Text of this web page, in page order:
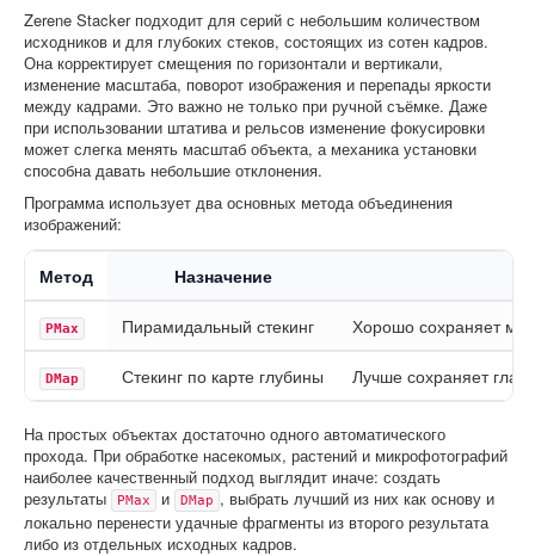
Zerene Stacker подходит для серий с небольшим количеством
исходников и для глубоких стеков, состоящих из сотен кадров.
Она корректирует смещения по горизонтали и вертикали,
изменение масштаба, поворот изображения и перепады яркости
между кадрами. Это важно не только при ручной съёмке. Даже
при использовании штатива и рельсов изменение фокусировки
может слегка менять масштаб объекта, а механика установки
способна давать небольшие отклонения.
Программа использует два основных метода объединения
изображений:
Метод Назначение
PMax Пирамидальный стекинг Хорошо сохраняет
DMap Стекинг по карте глубины Лучше сохраняет
На простых объектах достаточно одного автоматического
прохода. При обработке насекомых, растений и микрофотографий
наиболее качественный подход выглядит иначе: создать
результаты
PMax и DMap , выбрать лучший из них как основу и
локально перенести удачные фрагменты из второго результата
либо из отдельных исходных кадров.